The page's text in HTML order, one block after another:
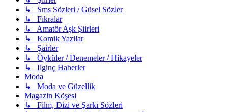
↳ Sms Sözleri / Güsel Sözler
↳ Fıkralar
↳ Amatör Aşk Şiirleri
↳ Komik Yazilar
↳ Şairler
↳ Öyküler / Denemeler / Hikayeler
↳ Ilginç Haberler
Moda
↳ Moda ve Güzellik
Magazin Köşesi
↳ Film, Dizi ve Şarkı Sözleri